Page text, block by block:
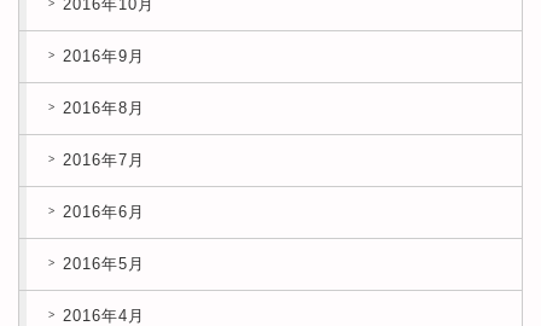
2016年10月
2016年9月
2016年8月
2016年7月
2016年6月
2016年5月
2016年4月